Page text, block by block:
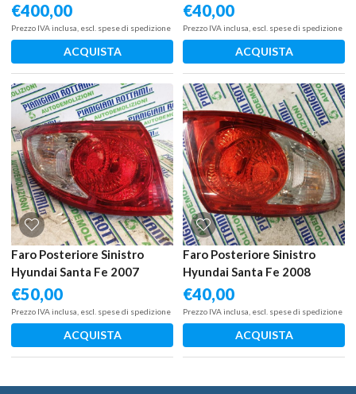
€400,00
Prezzo IVA inclusa, escl. spese di spedizione
ACQUISTA
€40,00
Prezzo IVA inclusa, escl. spese di spedizione
ACQUISTA
Faro Posteriore Sinistro
Hyundai Santa Fe 2007
€50,00
Prezzo IVA inclusa, escl. spese di spedizione
ACQUISTA
Faro Posteriore Sinistro
Hyundai Santa Fe 2008
€40,00
Prezzo IVA inclusa, escl. spese di spedizione
ACQUISTA